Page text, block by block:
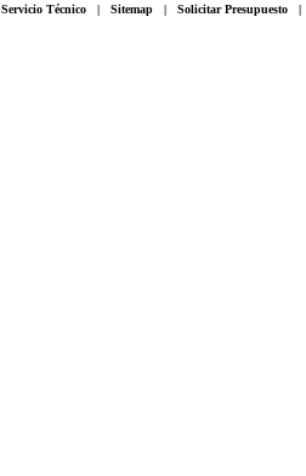
Servicio Técnico | Sitemap | Solicitar Presupuesto